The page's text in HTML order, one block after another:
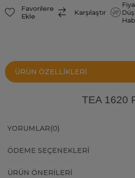
Favorilere
Ekle
Karşılaştır
ÜRÜN ÖZELLIKLERI
TEA 1620
YORUMLAR(0)
ÖDEME SEÇENEKLERI
ÜRÜN ÖNERILERI